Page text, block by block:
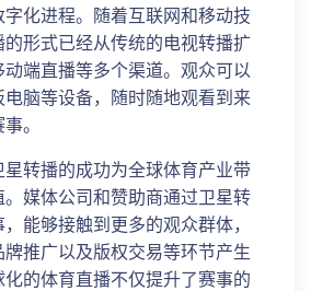
化进程。随着互联网和移动技
形式已经从传统的电视转播扩
端直播等多个渠道。观众可以
脑等设备，随时随地观看到来
。
转播的成功为全球体育产业带
媒体公司和赞助商通过卫星转
能够接触到更多的观众群体，
推广以及版权交易等环节产生
的体育直播不仅提升了赛事的